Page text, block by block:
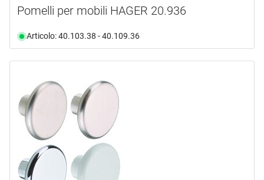
Pomelli per mobili HAGER 20.936
Articolo: 40.103.38 - 40.109.36